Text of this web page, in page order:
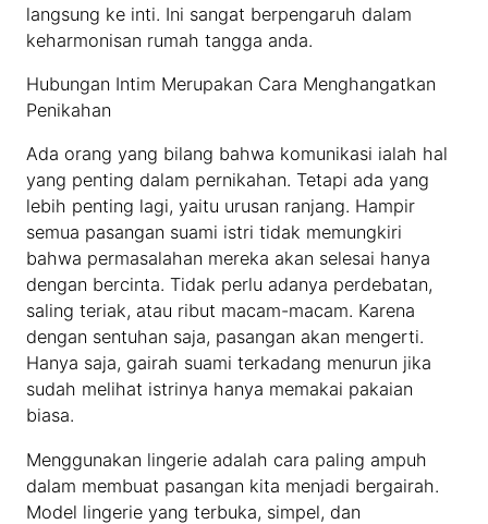
langsung ke inti. Ini sangat berpengaruh dalam
keharmonisan rumah tangga anda.
Hubungan Intim Merupakan Cara Menghangatkan
Penikahan
Ada orang yang bilang bahwa komunikasi ialah hal
yang penting dalam pernikahan. Tetapi ada yang
lebih penting lagi, yaitu urusan ranjang. Hampir
semua pasangan suami istri tidak memungkiri
bahwa permasalahan mereka akan selesai hanya
dengan bercinta. Tidak perlu adanya perdebatan,
saling teriak, atau ribut macam-macam. Karena
dengan sentuhan saja, pasangan akan mengerti.
Hanya saja, gairah suami terkadang menurun jika
sudah melihat istrinya hanya memakai pakaian
biasa.
Menggunakan lingerie adalah cara paling ampuh
dalam membuat pasangan kita menjadi bergairah.
Model lingerie yang terbuka, simpel, dan